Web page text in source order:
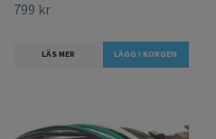
799 kr
LÄS MER